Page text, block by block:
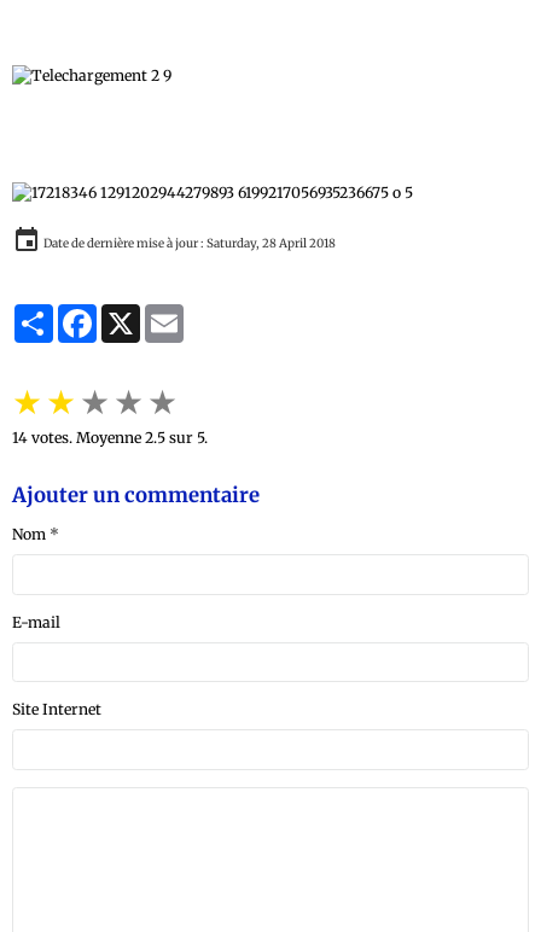
Date de dernière mise à jour : Saturday, 28 April 2018
PartagerFacebook
X
★★★★★
14 votes. Moyenne 2.5 sur 5.
Ajouter un commentaire
Nom
E-mail
Site Internet